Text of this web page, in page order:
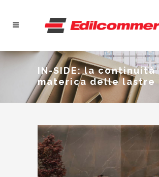
IN-SIDE: la continuità
materica delle lastre